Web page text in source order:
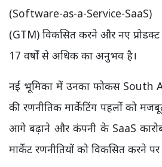
(Software-as-a-Service-SaaS)
(GTM) विकसित करने और नए प्रोडक्ट
17 वर्षों से अधिक का अनुभव है।
नई भूमिका में उनका फोकस South
की रणनीतिक मार्केटिंग पहलों को
आगे बढ़ाने और कंपनी के SaaS
मार्केट रणनीतियों को विकसित करने पर